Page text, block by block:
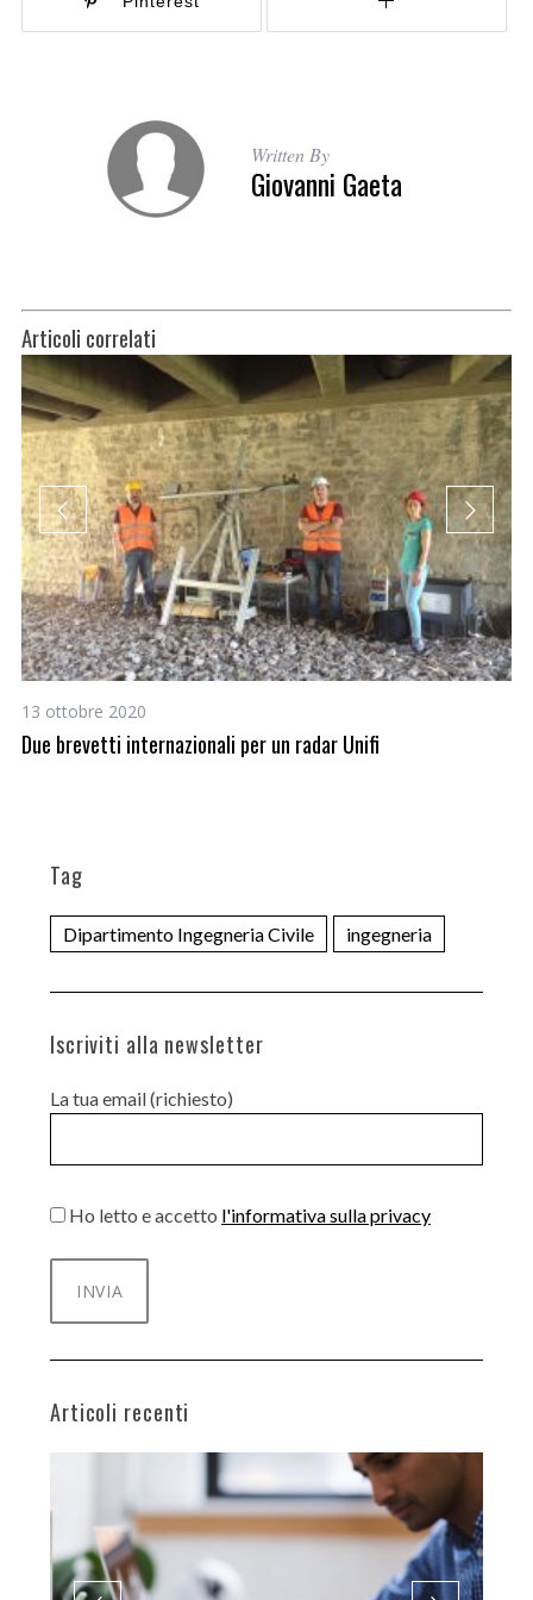
Written By
Giovanni Gaeta
Articoli correlati
13 ottobre 2020
Due brevetti internazionali per un radar Unifi
Tag
Dipartimento Ingegneria Civile ingegneria
Iscriviti alla newsletter
La tua email (richiesto)
Ho letto e accetto l'informativa sulla privacy
Articoli recenti